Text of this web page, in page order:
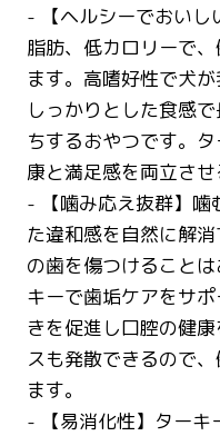
- 【ヘルシーでおいし
脂肪、低カロリーで
ます。高嗜好性で犬
しっかりとした食感
ちするおやつです。
康と満足感を両立させ
- 【噛み応え抜群】噛
た違和感を自然に解
の歯を傷つけること
キーで歯垢ケアをサ
きを促進し口腔の健
スも発散できるので
ます。
- 【易消化性】ターキ